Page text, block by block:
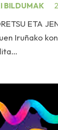
BILDUMAK
ETA
Iruñako